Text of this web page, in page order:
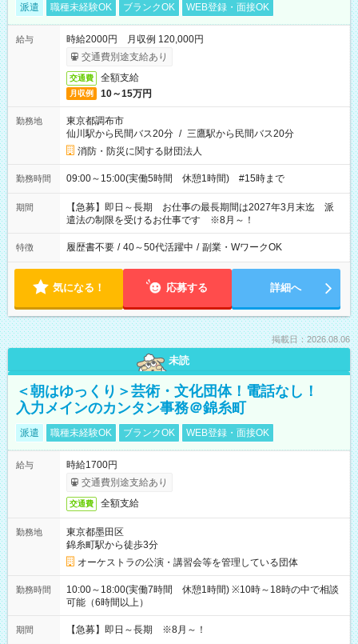
派遣 職種未経験OK ブランクOK WEB登録・面接OK
給与
時給2000円 月収例 120,000円
交通費別途支給あり
交通費 全額支給
月収例 10～15万円
勤務地
東京都調布市
仙川駅から民間バス20分 / 三鷹駅から民間バス20分
消防・防災に関する財団法人
勤務時間 09:00～15:00(実働5時間 休憩1時間) #15時まで
期間
【急募】即日～長期 お仕事の最長期間は2027年3月末迄 派
遣法の制限を受けるお仕事です ※8月～！
特徴 履歴書不要 / 40～50代活躍中 / 副業・WワークOK
気になる！ 応募する 詳細へ
掲載日：2026.08.06
未読
＜朝はゆっくり＞芸術・文化団体！電話なし！
入力メインのカンタン事務＠錦糸町
派遣 職種未経験OK ブランクOK WEB登録・面接OK
給与
時給1700円
交通費別途支給あり
交通費 全額支給
勤務地
東京都墨田区
錦糸町駅から徒歩3分
オーケストラの公演・講習会等を管理している団体
勤務時間
10:00～18:00(実働7時間 休憩1時間) ※10時～18時の中で相談
可能（6時間以上）
期間 【急募】即日～長期 ※8月～！